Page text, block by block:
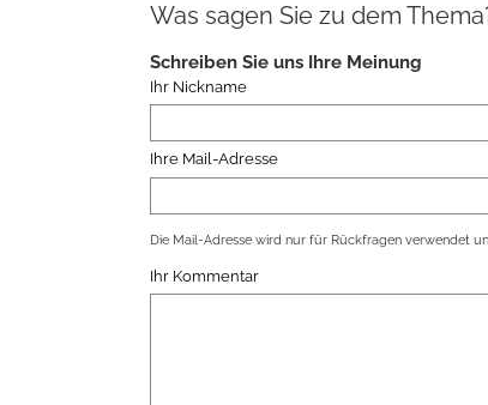
Was sagen Sie zu dem
Schreiben Sie uns Ihre Meinung
Ihr Nickname
Ihre Mail-Adresse
Die Mail-Adresse wird nur für Rückfragen verwendet
Ihr Kommentar